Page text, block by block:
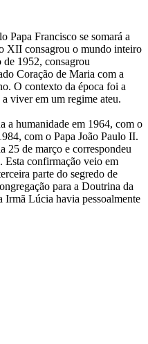
Papa Francisco se somará a
XII consagrou o mundo inteiro
1952, consagrou
Coração de Maria com a
O contexto da época foi a
viver em um regime ateu.
a humanidade em 1964, com o
com o Papa João Paulo II.
25 de março e correspondeu
Esta confirmação veio em
parte do segredo de
para a Doutrina da
Irmã Lúcia havia pessoalmente